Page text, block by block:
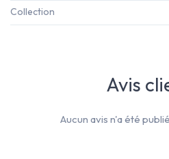
Collection
Avis
Aucun avis n'a été